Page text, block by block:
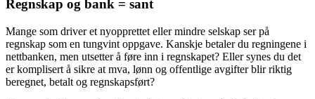
Regnskap og bank = sant
Mange som driver et nyopprettet eller mindre selskap ser på
regnskap som en tungvint oppgave. Kanskje betaler du regningene i
nettbanken, men utsetter å føre inn i regnskapet? Eller synes du det
er komplisert å sikre at mva, lønn og offentlige avgifter blir riktig
beregnet, betalt og regnskapsført?